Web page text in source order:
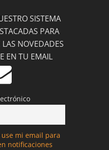
SISTEMA
PARA
LAS NOVEDADES
EN TU EMAIL
mi email para
notificaciones